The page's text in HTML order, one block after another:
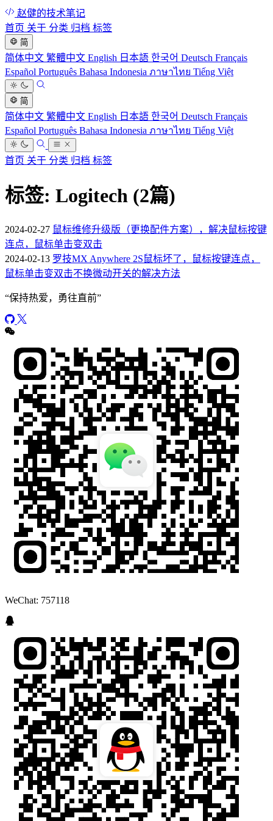
赵健的技术笔记
首页 关于 分类 归档 标签
简
简体中文 繁體中文 English 日本語 한국어 Deutsch Français
Español Português Bahasa Indonesia ภาษาไทย Tiếng Việt
简
简体中文 繁體中文 English 日本語 한국어 Deutsch Français
Español Português Bahasa Indonesia ภาษาไทย Tiếng Việt
首页 关于 分类 归档 标签
标签: Logitech (2篇)
2024-02-27 鼠标维修升级版（更换配件方案），解决鼠标按键
连点，鼠标单击变双击
2024-02-13 罗技MX Anywhere 2S鼠标坏了，鼠标按键连点，
鼠标单击变双击不换微动开关的解决方法
“保持热爱，勇往直前”
WeChat: 757118